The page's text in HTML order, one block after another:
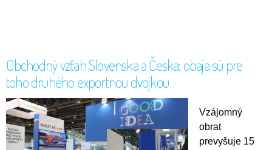
Obchodný vzťah Slovenska a Česka: obaja sú pre
toho druhého exportnou dvojkou
Vzájomný
obrat
prevyšuje 15